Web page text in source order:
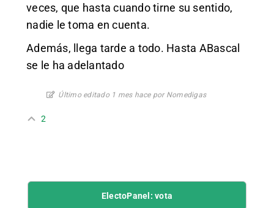
veces, que hasta cuando tirne su sentido,
nadie le toma en cuenta.
Además, llega tarde a todo. Hasta ABascal
se le ha adelantado
Último editado 1 mes hace por Nomedigas
2
ElectoPanel: vota